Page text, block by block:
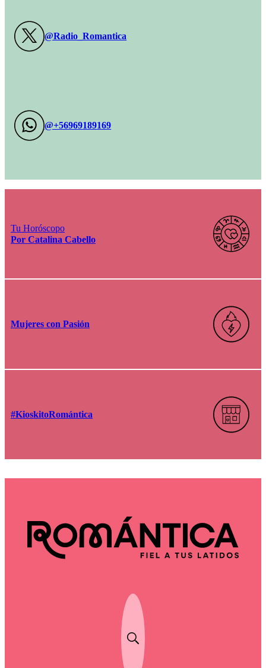
@Radio_Romantica
@+56969189169
Tu Horóscopo
Por Catalina Cabello
Mujeres con Pasión
#KioskitoRomántica